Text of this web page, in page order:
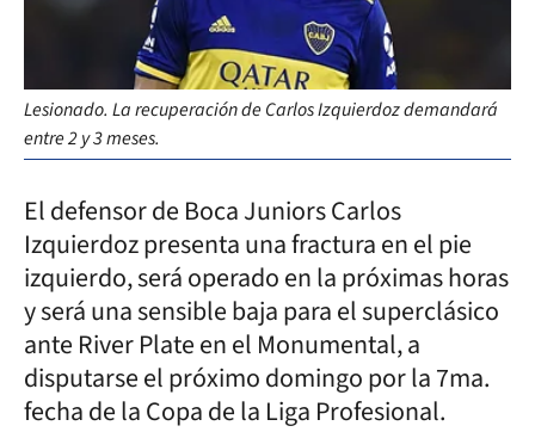
Lesionado. La recuperación de Carlos Izquierdoz demandará
entre 2 y 3 meses.
El defensor de Boca Juniors Carlos
Izquierdoz presenta una fractura en el pie
izquierdo, será operado en la próximas horas
y será una sensible baja para el superclásico
ante River Plate en el Monumental, a
disputarse el próximo domingo por la 7ma.
fecha de la Copa de la Liga Profesional.